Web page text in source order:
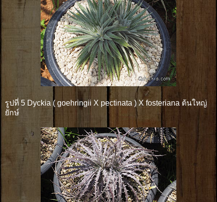
รูปที่ 5 Dyckia ( goehringii X pectinata ) X fosteriana ต้นใหญ่
ยักษ์